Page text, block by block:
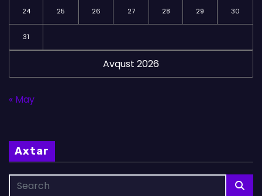
Avqust 2026
24 25 26 27 28 29 30
31
« May
Axtar